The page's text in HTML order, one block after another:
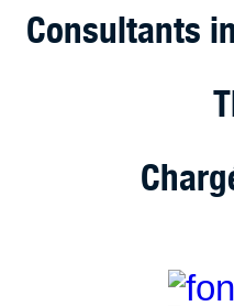
Consultants